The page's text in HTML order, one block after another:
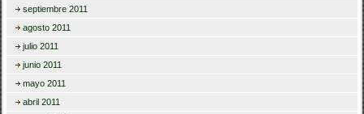
septiembre 2011
agosto 2011
julio 2011
junio 2011
mayo 2011
abril 2011